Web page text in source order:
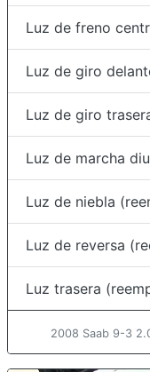
Luz de freno
Luz de giro
Luz de giro
Luz de marcha
Luz de niebla
Luz de reversa
Luz trasera
2008 Saab 9-3